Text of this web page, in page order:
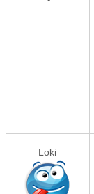
Loki